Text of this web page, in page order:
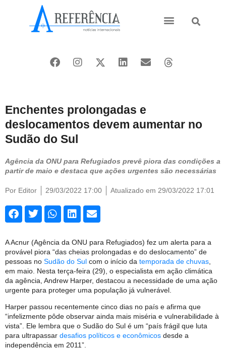
Enchentes prolongadas e
deslocamentos devem aumentar no
Sudão do Sul
Agência da ONU para Refugiados prevê piora das condições a
partir de maio e destaca que ações urgentes são necessárias
Por Editor 29/03/2022 17:00 Atualizado em 29/03/2022 17:01
A Acnur (Agência da ONU para Refugiados) fez um alerta para a
provável piora “das cheias prolongadas e do deslocamento” de
pessoas no Sudão do Sul com o início da temporada de chuvas
em maio. Nesta terça-feira (29), o especialista em ação climática
da agência, Andrew Harper, destacou a necessidade de uma ação
urgente para proteger uma população já vulnerável.
Harper passou recentemente cinco dias no país e afirma que
“infelizmente pôde observar ainda mais miséria e vulnerabilidade à
vista”. Ele lembra que o Sudão do Sul é um “país frágil que luta
para ultrapassar desafios políticos e econômicos desde a
independência em 2011”.